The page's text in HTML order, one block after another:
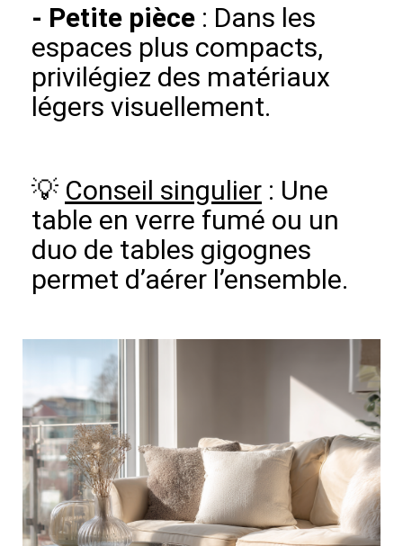
- Petite pièce : Dans les
espaces plus compacts,
privilégiez des matériaux
légers visuellement.
💡 Conseil singulier : Une
table en verre fumé ou un
duo de tables gigognes
permet d’aérer l’ensemble.